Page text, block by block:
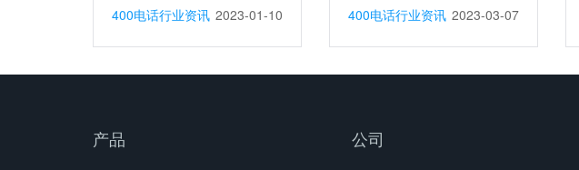
400电话行业资讯 2023-01-10 400电话行业资讯 2023-03-07
产品 公司